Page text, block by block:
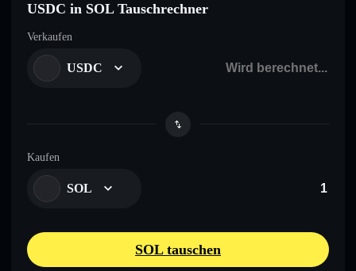
USDC in SOL Tauschrechner
Verkaufen
USDC
Kaufen
SOL
SOL tauschen